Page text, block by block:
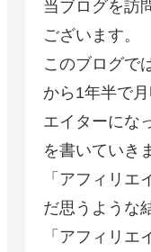
当ブログを訪
ございます。
このブログで
から1年半で
エイターにな
を書いていき
「アフィリエ
だ思うような
「アフィリエ